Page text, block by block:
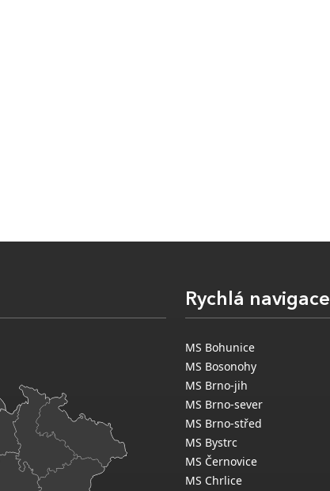
Rychlá navigace
MS Bohunice
MS Bosonohy
MS Brno-jih
MS Brno-sever
MS Brno-střed
MS Bystrc
MS Černovice
MS Chrlice